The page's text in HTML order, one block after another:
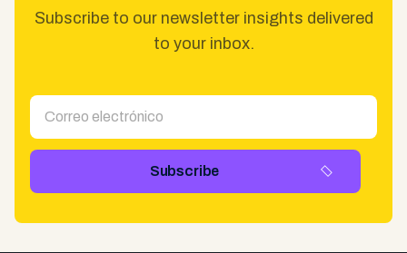
Subscribe to our newsletter insights delivered
to your inbox.